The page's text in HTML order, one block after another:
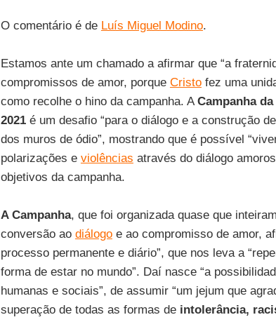
O comentário é de Luís Miguel Modino.
Estamos ante um chamado a afirmar que “a
compromissos de amor, porque Cristofez uma
como recolhe o hino da campanha. ACampanha
2021é um desafio “para o diálogo e a construção
dos muros de ódio”, mostrando que é possível
polarizações e violências através do diálogo
objetivos da campanha.
A Campanha, que foi organizada quase que
conversão ao diálogoe ao compromisso de amor,
processo permanente e diário”, que nos leva a
forma de estar no mundo”. Daí nasce “a
humanas e sociais”, de assumir “um jejum que
superação de todas as formas de intolerância,